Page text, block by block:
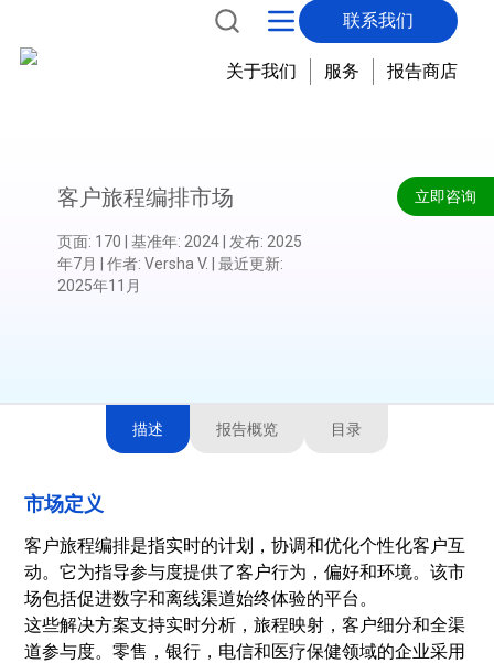
联系我们
关于我们 服务 报告商店
立即咨询
客户旅程编排市场
页面: 170 基准年: 2024 发布: 2025
年7月
作者: Versha V. 最近更新:
2025年11月
描述 报告概览 目录
市场定义
客户旅程编排是指实时的计划，协调和优化个性化客户互
动。它为指导参与度提供了客户行为，偏好和环境。该市
场包括促进数字和离线渠道始终体验的平台。
这些解决方案支持实时分析，旅程映射，客户细分和全渠
道参与度。零售，银行，电信和医疗保健领域的企业采用